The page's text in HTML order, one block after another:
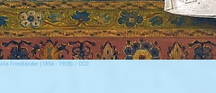
Friedländer (1856 - 1928) / CC0